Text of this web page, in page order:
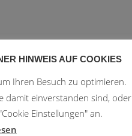
HINWEIS AUF COOKIES
Ihren Besuch zu optimieren.
damit einverstanden sind, oder
Einstellungen" an.